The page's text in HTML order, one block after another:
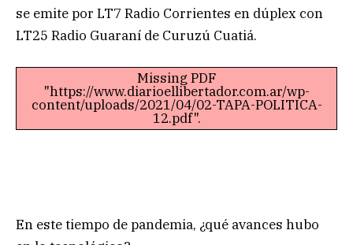
se emite por LT7 Radio Corrientes en dúplex con
LT25 Radio Guaraní de Curuzú Cuatiá.
Missing PDF
"https://www.diarioellibertador.com.ar/wp-
content/uploads/2021/04/02-TAPA-POLITICA-
12.pdf".
En este tiempo de pandemia, ¿qué avances hubo